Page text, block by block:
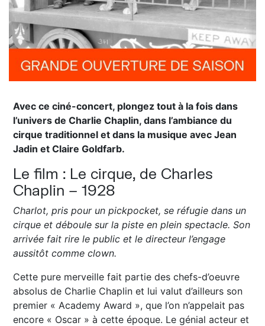
Avec ce ciné-concert, plongez tout à la fois dans
l’univers de Charlie Chaplin, dans l’ambiance du
cirque traditionnel et dans la musique avec Jean
Jadin et Claire Goldfarb.
Le film : Le cirque, de Charles
Chaplin – 1928
Charlot, pris pour un pickpocket, se réfugie dans un
cirque et déboule sur la piste en plein spectacle. Son
arrivée fait rire le public et le directeur l’engage
aussitôt comme clown.
Cette pure merveille fait partie des chefs-d’oeuvre
absolus de Charlie Chaplin et lui valut d’ailleurs son
premier « Academy Award », que l’on n’appelait pas
encore « Oscar » à cette époque. Le génial acteur et